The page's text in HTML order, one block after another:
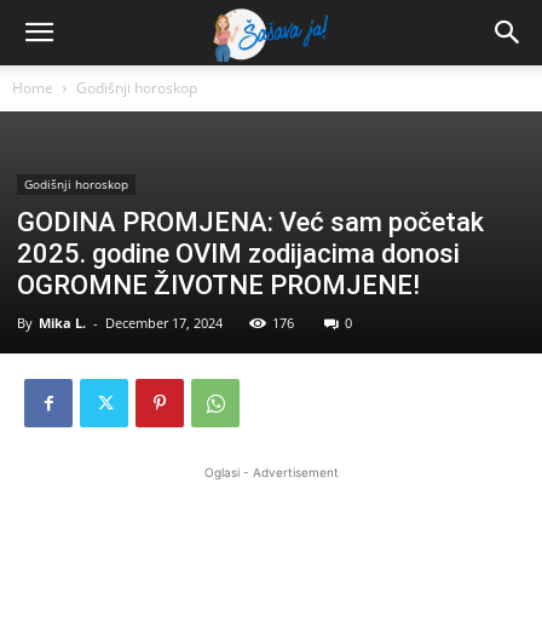
Home Godišnji horoskop
Godišnji horoskop
GODINA PROMJENA: Već sam početak
2025. godine OVIM zodijacima donosi
OGROMNE ŽIVOTNE PROMJENE!
By Mika L. - December 17, 2024 176 0
Oglasi - Advertisement